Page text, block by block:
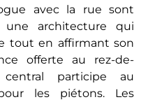
avec la rue sont
une architecture qui
tout en affirmant son
offerte au rez-de-
participe au
les piétons. Les